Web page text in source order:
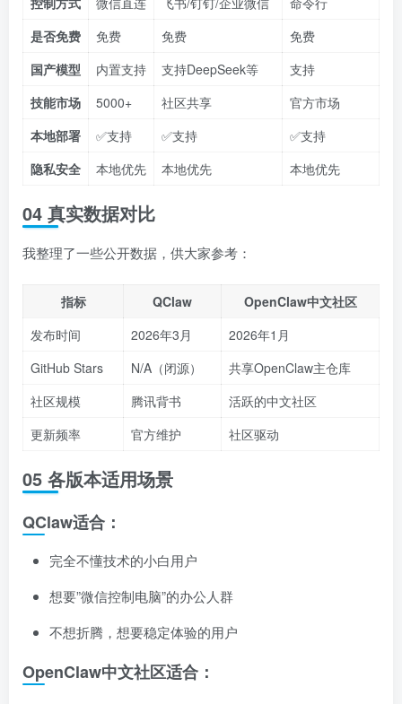
是否免费
免费 免费
免费
国产模型
内置支持 支持DeepSeek等
支持
技能市场
5000+ 社区共享
官方市场
本地部署
✅支持 ✅支持
✅支持
隐私安全
本地优先 本地优先 本地优先
04 真实数据对比
我整理了一些公开数据，供大家参考：
指标 QClaw
OpenClaw中文社区
发布时间
2026年3月
2026年1月
GitHub Stars
N/A（闭源）
共享OpenClaw主仓库
社区规模
腾讯背书
活跃的中文社区
更新频率
官方维护 社区驱动
05 各版本适用场景
QClaw适合：
完全不懂技术的小白用户
想要”微信控制电脑”的办公人群
不想折腾，想要稳定体验的用户
OpenClaw中文社区适合：